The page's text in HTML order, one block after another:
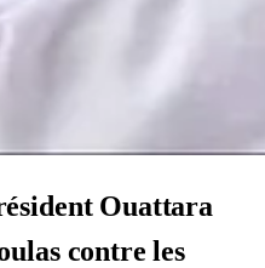
Ouattara
contre les